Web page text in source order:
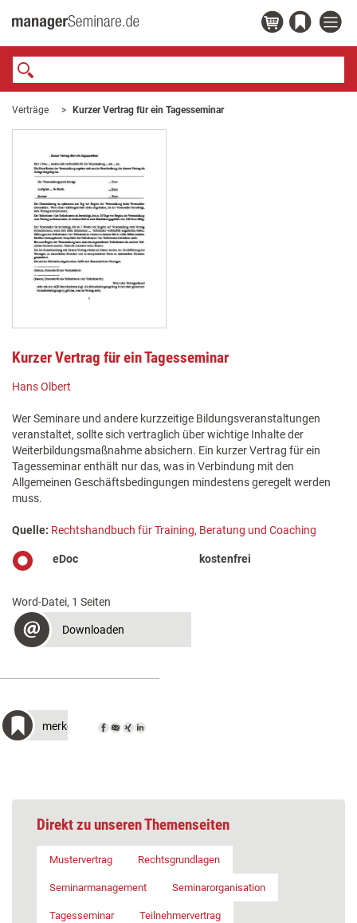
Verträge Kurzer Vertrag für ein Tagesseminar
Kurzer Vertrag für ein Tagesseminar
Hans Olbert
Wer Seminare und andere kurzzeitige Bildungsveranstaltungen
veranstaltet, sollte sich vertraglich über wichtige Inhalte der
Weiterbildungsmaßnahme absichern. Ein kurzer Vertrag für ein
Tagesseminar enthält nur das, was in Verbindung mit den
Allgemeinen Geschäftsbedingungen mindestens geregelt werden
muss.
Quelle: Rechtshandbuch für Training, Beratung und Coaching
eDoc kostenfrei
Word-Datei, 1 Seiten
Downloaden
merken
Direkt zu unseren Themenseiten
Mustervertrag Rechtsgrundlagen
Seminarmanagement Seminarorganisation
Tagesseminar Teilnehmervertrag